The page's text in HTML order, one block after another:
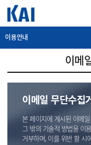
이용안내
이메
이메일 무단수집
본 페이지에 게시된 이메
그 밖의 기술적 방법을 이
거부하며, 이를 위반 할 시